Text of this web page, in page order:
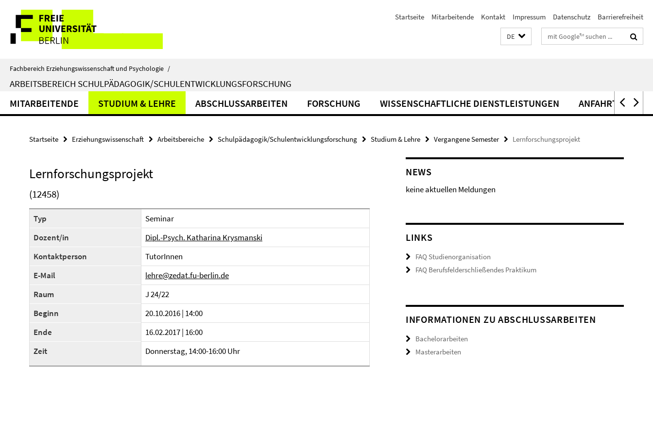
direkt
Inhalt
Service-
Navigation
Startseite Mitarbeitende Kontakt Impressum Datenschutz Barrierefreiheit
DE Suchbegriffe
Fachbereich Erziehungswissenschaft und Psychologie /
ARBEITSBEREICH SCHULPÄDAGOGIK/SCHULENTWICKLUNGSFORSCHUNG
MITARBEITENDE STUDIUM & LEHRE ABSCHLUSSARBEITEN FORSCHUNG WISSENSCHAFTLICHE DIENSTLEISTUNGEN ANFAHRT
Startseite Erziehungswissenschaft Arbeitsbereiche Schulpädagogik/Schulentwicklungsforschung Studium & Lehre Vergangene Semester Lernforschungsprojekt
Lernforschungsprojekt
(12458)
Typ
Seminar
Dozent/in
Dipl.-Psych. Katharina Krysmanski
Kontaktperson
TutorInnen
E-Mail
lehre@zedat.fu-berlin.de
Raum
J 24/22
Beginn
20.10.2016 | 14:00
Ende
16.02.2017 | 16:00
Zeit
Donnerstag, 14:00-16:00 Uhr
NEWS
keine aktuellen Meldungen
LINKS
FAQ Studienorganisation
FAQ Berufsfelderschließendes Praktikum
INFORMATIONEN ZU ABSCHLUSSARBEITEN
Bachelorarbeiten
Masterarbeiten